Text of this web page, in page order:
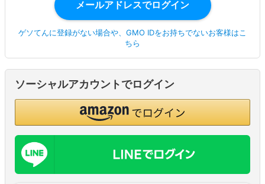
ゲソてんに登録がない場合や、GMO IDをお持ちでないお客様はこ
ちら
ソーシャルアカウントでログイン